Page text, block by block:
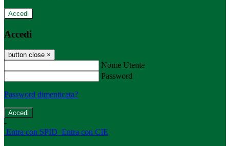
Accedi
Accedi
button close ×
Nome Utente
Password
Password dimenticata?
-
Entra con SPID Entra con CIE